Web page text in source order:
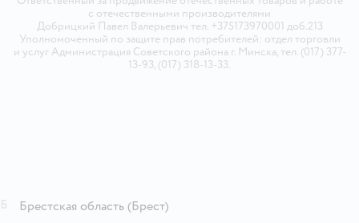
с отечественными производителями
Добрицкий Павел Валерьевич тел. +375173970001 доб.213
Уполномоченный по защите прав потребителей: отдел торговли
и услуг Администрация Советского района г. Минска, тел. (017) 377-
13-93, (017) 318-13-33.
Брестская область (Брест)